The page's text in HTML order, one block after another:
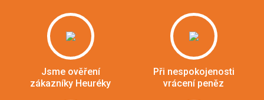
Jsme ověření
zákazníky Heuréky
Při nespokojenosti
vrácení peněz